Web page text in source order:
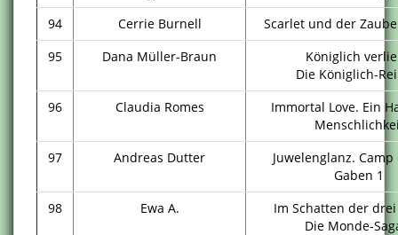
94
Cerrie Burnell
Scarlet und der
95
Dana Müller-Braun
Königlich
Die Königlich-
96
Claudia Romes
Immortal Love. Ein
97
Andreas Dutter
Juwelenglanz.
Gaben 1
98
Ewa A.
Im Schatten der
Die Monde-